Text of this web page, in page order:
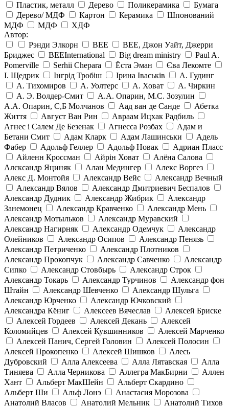
Пластик, металл
Дерево Поликерамика
Бумага
Дерево/ МДФ
Картон Керамика
Шпонований
МДФ
МДФ
ХДФ
Автор:
Рэнди Элкорн
BEE
BEE, Джон Уайт, Джерри
Бриджес
BEEInternational Big dream ministry
Paul A.
Pomerville
Serhii Chepara Ёста Эман
Єва Лекомте
І. Щедрик
Інгрід Тробіш Ірина Іваськів
А. Гудинг
А. Тихомиров
А. Уолтерс А. Ховат
А. Чиркин
А. Э. Волдер-Смит
А.А. Опарин, М.С. Зозулин
А.А. Опарин, С,Б Молчанов
Аад ван де Санде
Абетка
Життя
Август Ван Рин
Авраам Ицхак Радбиль
Агнес і Салем Де Безенак
Агнесса Розбах
Адам и
Бетани Смит
Адам Кларк Адам Лашинськи
Адель
Фабер
Адольф Геллер Адольф Новак
Адриан Пласс
Айленн Кроссман
Айрін Ховат
Алёна Салова
Алєксандр Яциняк
Алан Медингер
Алекс Воргез
Алекс Д. Монтойя
Александр Вейс
Александр Вечный
Александр Вялов
Александр Дмитриевич Беспалов
Александр Дудник
Александр Жибрик
Александр
Занемонец
Александр Кравченко
Александр Мень
Александр Мотыльков
Александр Муравский
Александр Нагирняк
Александр Одемчук
Александр
Олейников
Александр Осипов
Александр Пенязь
Александр Петриченко
Александр Плотников
Александр Прокопчук
Александр Савченко
Александр
Сипко
Александр Стовбырь
Александр Строк
Александр Токарь
Александр Турчинов
Александр фон
Штайн
Александр Шевченко
Александр Шульга
Александр Юрченко
Александр Ючковский
Александра Кёниг
Алексеев Вячеслав
Алексей Бриске
Алексей Гордеев
Алексей Декань
Алексей
Коломийцев
Алексей Кувшинников
Алексей Марченко
Алексей Панич, Сергей Головин
Алексей Полосин
Алексей Прокопенко
Алексей Шишков
Алесь
Дубровский
Алла Алексеева Алла Лятавская
Алла
Тиняева
Алла Черникова Аллегра МакБирни
Аллен
Хант
Альберт МакШейн
Альберт Скардино
Альберт Ши
Альф Лонэ
Анастасия Морозова
Анатолий Власов
Анатолий Мельник
Анатолий Тихов